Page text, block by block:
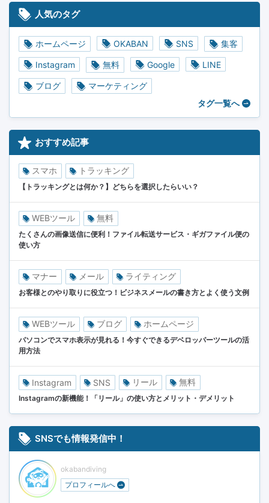
人気のタグ
ホームページ OKABAN SNS 集客
Instagram 無料 Google LINE
ブログ
マーケティング
タグ一覧へ
おすすめ記事
スマホ トラッキング
【トラッキングとは何か？】どちらを選択したらいい？
WEBツール 無料
たくさんの画像送信に便利！ファイル転送サービス・ギガファイル便の
使い方
マナー メール ライティング
お客様とのやり取りに役立つ！ビジネスメールの書き方とよく使う文例
WEBツール ブログ ホームページ
パソコンでスマホ表示が見れる！今すぐできるデベロッパーツールの活
用方法
Instagram SNS リール 無料
Instagramの新機能！「リール」の使い方とメリット・デメリット
SNSでも情報発信中！
okabandiving
プロフィールへ